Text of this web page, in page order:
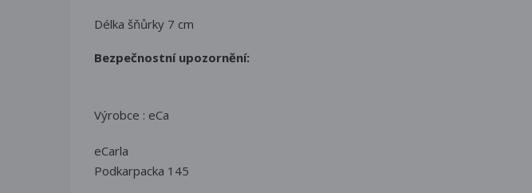
Délka šňůrky 7 cm
Bezpečnostní upozornění:
Výrobce : eCa
eCarla
Podkarpacka 145